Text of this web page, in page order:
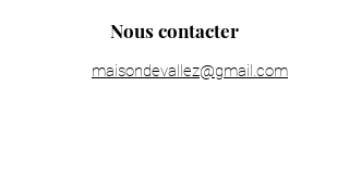
Nous contacter
maisondevallez@gmail.com